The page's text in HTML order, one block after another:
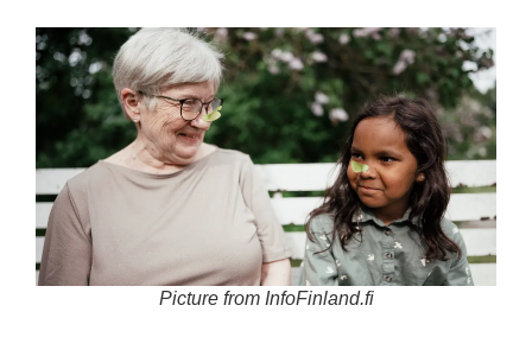
Picture from InfoFinland.fi